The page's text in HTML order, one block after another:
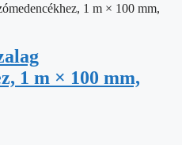
1 m × 100 mm,